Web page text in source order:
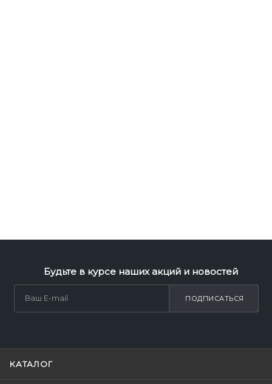
Будьте в курсе наших акций и новостей
ПОДПИСАТЬСЯ
КАТАЛОГ